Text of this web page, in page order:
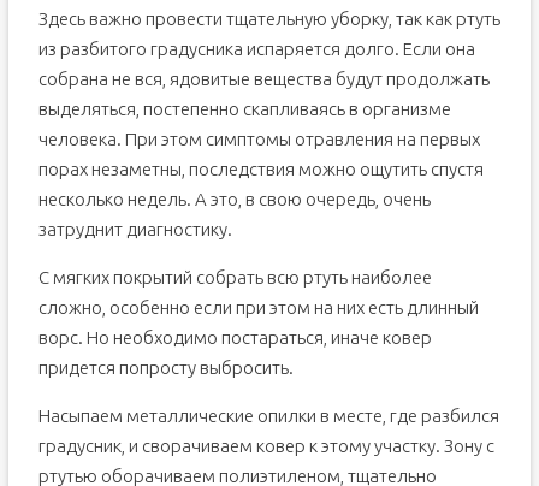
Здесь важно провести тщательную уборку, так как ртуть
из разбитого градусника испаряется долго. Если она
собрана не вся, ядовитые вещества будут продолжать
выделяться, постепенно скапливаясь в организме
человека. При этом симптомы отравления на первых
порах незаметны, последствия можно ощутить спустя
несколько недель. А это, в свою очередь, очень
затруднит диагностику.
С мягких покрытий собрать всю ртуть наиболее
сложно, особенно если при этом на них есть длинный
ворс. Но необходимо постараться, иначе ковер
придется попросту выбросить.
Насыпаем металлические опилки в месте, где разбился
градусник, и сворачиваем ковер к этому участку. Зону с
ртутью оборачиваем полиэтиленом, тщательно